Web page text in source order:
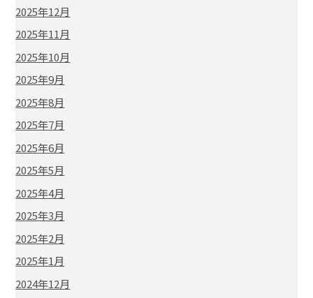
2025年12月
2025年11月
2025年10月
2025年9月
2025年8月
2025年7月
2025年6月
2025年5月
2025年4月
2025年3月
2025年2月
2025年1月
2024年12月